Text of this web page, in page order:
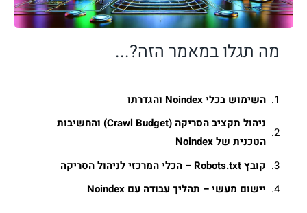
מה תגלו במאמר הזה?...
השימוש בכלי Noindex והגדרתו
ניהול תקציב הסריקה (Crawl Budget) והחשיבות
הטכנית של Noindex
קובץ Robots.txt – הכלי המרכזי לניהול הסריקה
יישום מעשי – תהליך עבודה עם Noindex